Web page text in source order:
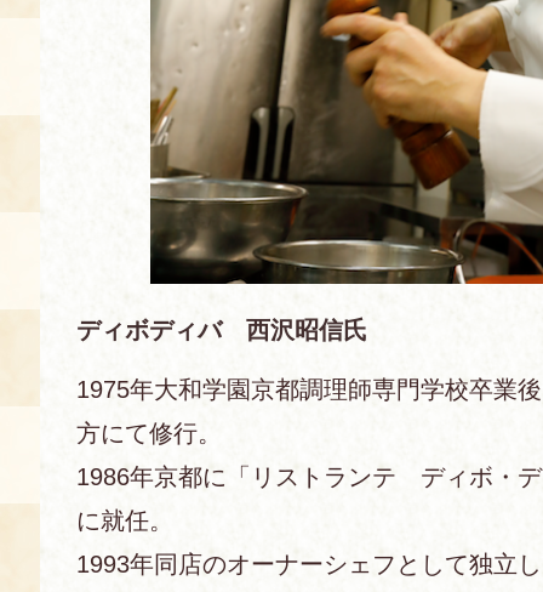
あじわい館弁当
ディボディバ 西沢昭信氏
1975年大和学園京都調理師専門学校卒業
方にて修行。
1986年京都に「リストランテ ディボ・
に就任。
1993年同店のオーナーシェフとして独立